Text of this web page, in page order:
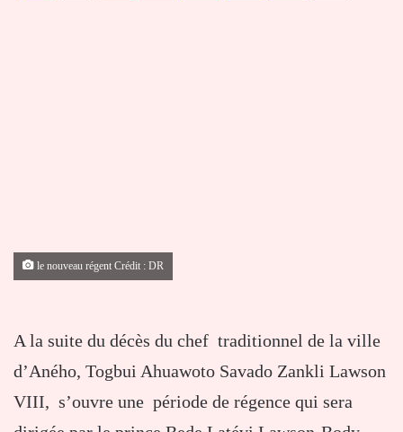
le nouveau régent Crédit : DR
A la suite du décès du chef traditionnel de la ville
d’Aného, Togbui Ahuawoto Savado Zankli Lawson
VIII, s’ouvre une période de régence qui sera